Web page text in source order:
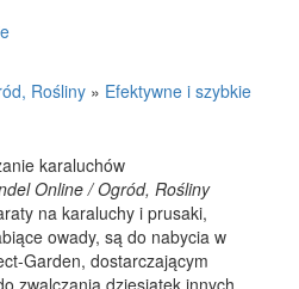
Rośliny » Efektywne i szybkie
karaluchów
Online / Ogród, Rośliny
na karaluchy i prusaki,
owady, są do nabycia w
Garden, dostarczającym